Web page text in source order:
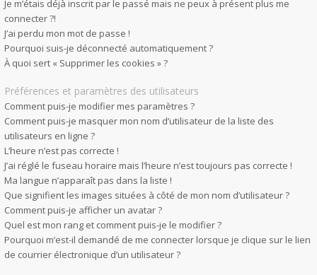
Je m’étais déjà inscrit par le passé mais ne peux à présent plus me
connecter ?!
J’ai perdu mon mot de passe !
Pourquoi suis-je déconnecté automatiquement ?
À quoi sert « Supprimer les cookies » ?
Préférences et paramètres des utilisateurs
Comment puis-je modifier mes paramètres ?
Comment puis-je masquer mon nom d’utilisateur de la liste des
utilisateurs en ligne ?
L’heure n’est pas correcte !
J’ai réglé le fuseau horaire mais l’heure n’est toujours pas correcte !
Ma langue n’apparaît pas dans la liste !
Que signifient les images situées à côté de mon nom d’utilisateur ?
Comment puis-je afficher un avatar ?
Quel est mon rang et comment puis-je le modifier ?
Pourquoi m’est-il demandé de me connecter lorsque je clique sur le lien
de courrier électronique d’un utilisateur ?